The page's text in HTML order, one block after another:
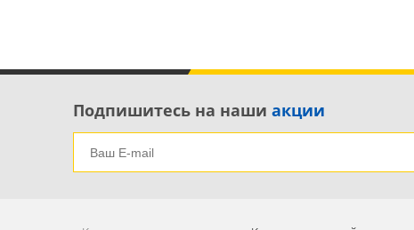
Подпишитесь на наши акции